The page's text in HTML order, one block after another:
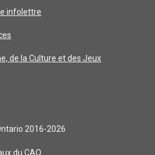
infolettre
de la Culture et des Jeux
2016-2026
du CAO